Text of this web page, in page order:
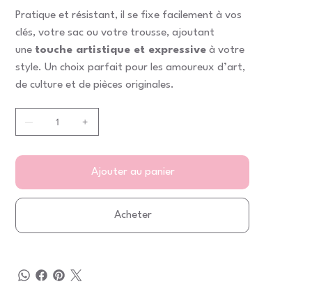
Pratique et résistant, il se fixe facilement à vos
clés, votre sac ou votre trousse, ajoutant
une touche artistique et expressive à votre
style. Un choix parfait pour les amoureux d’art,
de culture et de pièces originales.
Ajouter au panier
Acheter